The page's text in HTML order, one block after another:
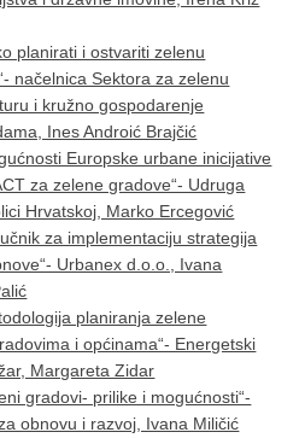
planirati i ostvariti zelenu
načelnica Sektora za zelenu
i kružno gospodarenje
Ines Androić Brajčić
Europske urbane inicijative
za zelene gradove“- Udruga
Hrvatskoj, Marko Ercegović
za implementaciju strategija
Urbanex d.o.o., Ivana
planiranja zelene
i općinama“- Energetski
Margareta Zidar
gradovi- prilike i mogućnosti“-
obnovu i razvoj, Ivana Miličić